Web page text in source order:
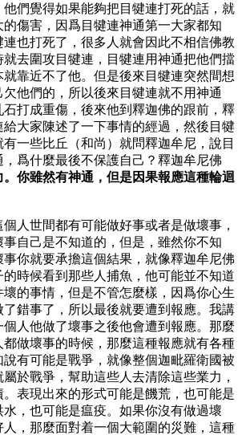
他們覺得如果能夠把目犍連打死的話，就
傷害，因爲目犍連神通第一大家都知
也打死了，很多人就會因此不相信佛教
就去圍攻目犍連，目犍連用神通把他們擋
靠近不了他。但是後來目犍連突然間想
他們的，所以後來目犍連就不用神通
石打成重傷，後來他到釋迦佛的跟前，釋
大家陳述了一下事情的經過，然後目犍
一些比丘（和尚）就問釋迦牟尼，說目
爲什麼最後不保護自己？釋迦牟尼佛
你雖然有神通，但是因果報應這種輪迴
人世間都有可能做好事或者是做壞事，
自己是不知道的，但是，雖然你不知
你就要承擔這個結果，就像釋迦牟尼佛
時候看到那些人捕魚，他可能並不知道
的事情，但是不管怎麼樣，因爲你心生
錯事了，所以最後就要遭到報應。我講
人他做了壞事之後他會遭到報應。那麼
做壞事的時候，那麼這種報應就有各種
有可能是戰爭，就像整個迦毗羅衛國被
於戰爭，幫助這些人去清除這些業力，
表現出來的形式可能是饑荒，也可能是
，也可能是瘟疫。如果你沒有做過壞
，那麼面對着一個大範圍的災難，這種